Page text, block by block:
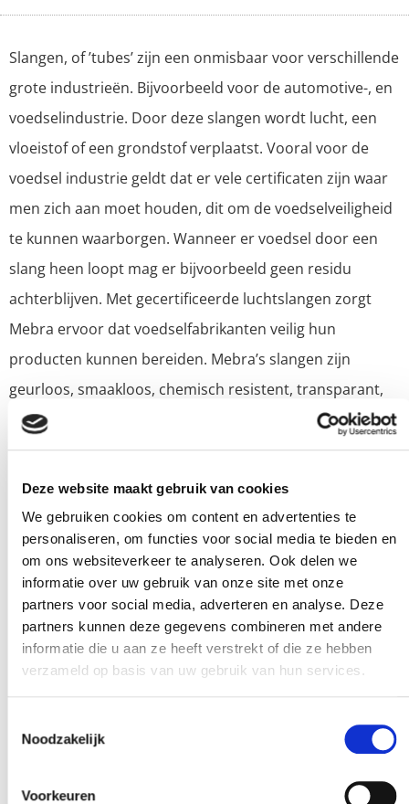
Deze website maakt gebruik van cookies
We gebruiken cookies om content en advertenties te
personaliseren, om functies voor social media te bieden en
om ons websiteverkeer te analyseren. Ook delen we
informatie over uw gebruik van onze site met onze
partners voor social media, adverteren en analyse. Deze
partners kunnen deze gegevens combineren met andere
informatie die u aan ze heeft verstrekt of die ze hebben
verzameld op basis van uw gebruik van hun services.
Noodzakelijk
Voorkeuren
Slangen, of ’tubes’ zijn een onmisbaar voor verschillende
grote industrieën. Bijvoorbeeld voor de automotive-, en
voedselindustrie. Door deze slangen wordt lucht, een
vloeistof of een grondstof verplaatst. Vooral voor de
voedsel industrie geldt dat er vele certificaten zijn waar
men zich aan moet houden, dit om de voedselveiligheid
te kunnen waarborgen. Wanneer er voedsel door een
slang heen loopt mag er bijvoorbeeld geen residu
achterblijven. Met gecertificeerde luchtslangen zorgt
Mebra ervoor dat voedselfabrikanten veilig hun
producten kunnen bereiden. Mebra’s slangen zijn
geurloos, smaakloos, chemisch resistent, transparant,
flexibel, sterk, non poreus en makkelijk schoon te
maken. Als kers op de taart letten ze op duurzaamheid
en of het plastic te recyclen is. Double win!
Gecertificeerde
luchtslangen
Mebra Plastik heeft een speciale fabriek waar enkel food
gecertificeerde tube producten gefabriceerd worden. Ze
hebben een breed aanbod aan gecertificeerde
(EU) No 10/2011, (EU) No 2023/2006, (EC) No 1935/2004,
DM 21.03.1973 moet zijn, Mebra heeft er een slang voor